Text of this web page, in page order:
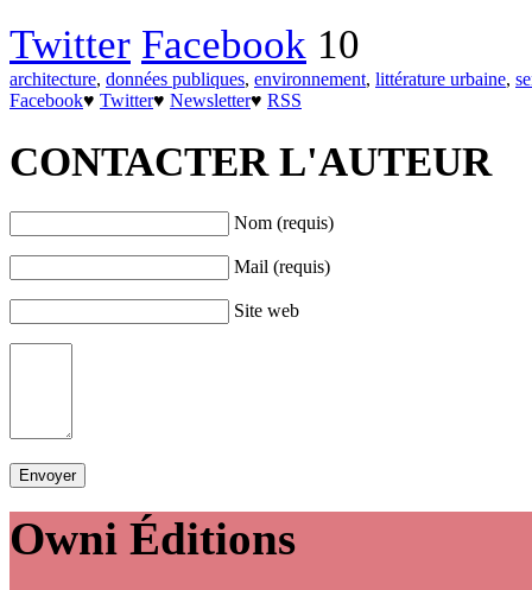
Twitter Facebook 10
architecture, données publiques, environnement, littérature urbaine,
Facebook♥ Twitter♥ Newsletter♥ RSS
CONTACTER L'AUTEUR
Nom (requis)
Mail (requis)
Site web
Owni Éditions